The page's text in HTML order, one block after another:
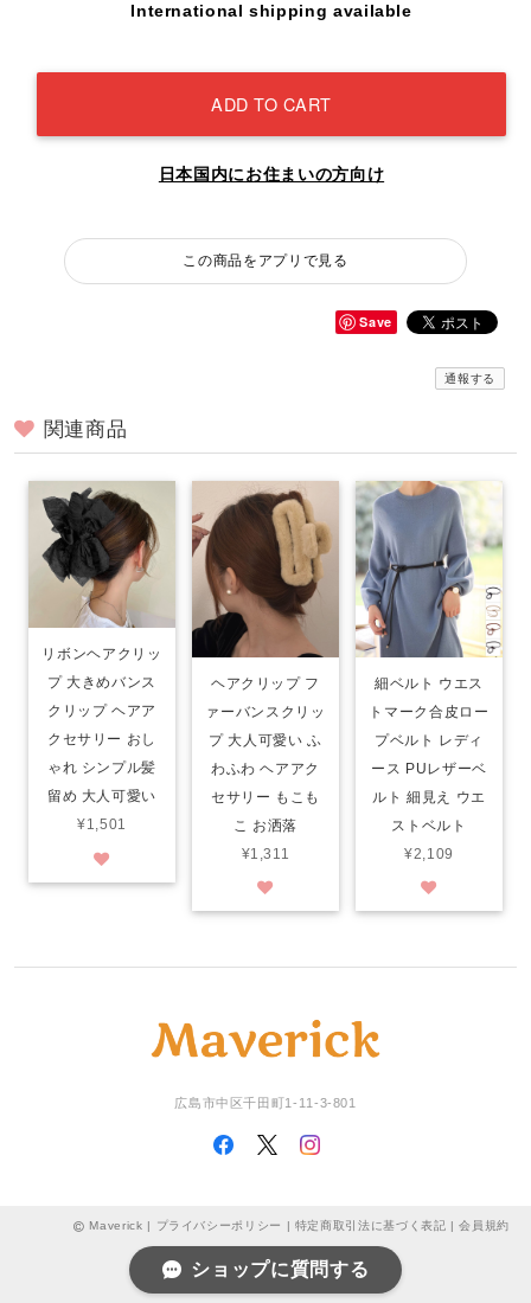
International shipping available
ADD TO CART
日本国内にお住まいの方向け
この商品をアプリで見る
Save
通報する
関連商品
リボンヘアクリッ
プ 大きめバンス
クリップ ヘアア
クセサリー おし
ゃれ シンプル髪
留め 大人可愛い
¥1,501
ヘアクリップ フ
ァーバンスクリッ
プ 大人可愛い ふ
わふわ ヘアアク
セサリー もこも
こ お洒落
¥1,311
細ベルト ウエス
トマーク合皮ロー
プベルト レディ
ース PUレザーベ
ルト 細見え ウエ
ストベルト
¥2,109
広島市中区千田町1-11-3-801
Maverick | プライバシーポリシー | 特定商取引法に基づく表記 |会員規約
ショップに質問する